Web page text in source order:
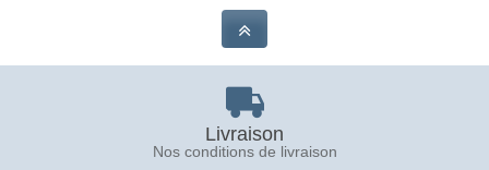
Livraison
Nos conditions de livraison